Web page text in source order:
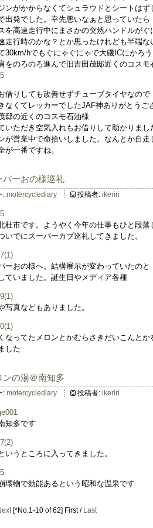
ンがかからなくてシュラウドとシートはず
出発でした。幸先悪いなぁと思っていたら
を高速走行中にまさかの突然ハンドルがぐ
走行時のかな？とか思ったけれども半端な
30km/hでもぐにゃぐにゃで大磯ICにかろ
をのろのろ進んで旧吉田茂邸近くのコスモ
借りしても改善せずチューブタイヤなので
なくてレッカーでしたJAF神ありがとうご
邸の近くのコスモ石油様
いただき空気入れもお借りして助かりま
が営業中で命拾いしました。なんとか自
が一番ですね。
パーおの様巡礼
: motercyclediary 投稿者: ikeriri
杜市です。ようやく今年の仕事もひと段落
いでにスーパーカブ巡礼してきました。
ーおの様へ。結構展示が変わっていたのと
ていました。誕生日やメディア各種
写真などもありました。
なってたメロンとかむらさきだいこんとか
した
ンの湯＠南知多
: motercyclediary 投稿者: ikeriri
知多です
いうところに入ってきました。
壊物で効能あるという昭和な温泉です
[*No.1-10 of 62] First / Last